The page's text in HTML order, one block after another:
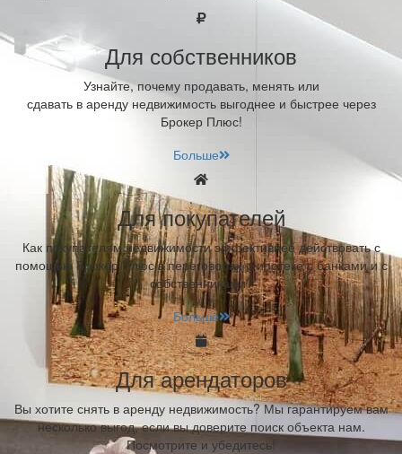
Для собственников
Узнайте, почему продавать, менять или
сдавать в аренду недвижимость выгоднее и быстрее через
Брокер Плюс!
Больше
Для покупателей
Как покупателям недвижимости эффективнее действовать с
помощью Брокер Плюс в переговорах о ипотеке с банками и с
собственниками?
Больше
Для арендаторов
Вы хотите снять в аренду недвижимость? Мы гарантируем вам
несколько выгод, если вы доверите поиск объекта нам.
Посмотрите и убедитесь!